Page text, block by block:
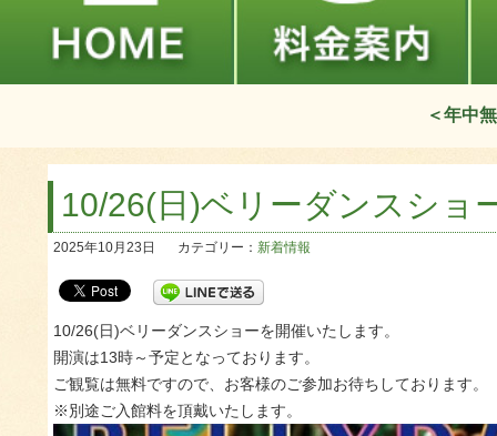
＜年中
10/26(日)ベリーダンスショ
2025年10月23日 カテゴリー： 新着情報
10/26(日)ベリーダンスショーを開催いたします。
開演は13時～予定となっております。
ご観覧は無料ですので、お客様のご参加お待ちしております。
※別途ご入館料を頂戴いたします。